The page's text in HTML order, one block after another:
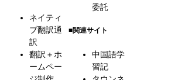
ネイティ
ブ翻訳通
訳
翻訳＋ホ
ームペー
委託
■関連サイト
中国語学
習記